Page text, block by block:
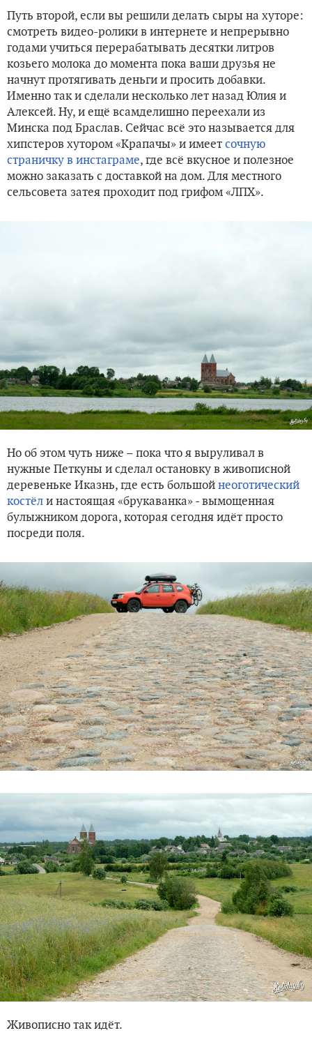
Путь второй, если вы решили делать сыры на хуторе:
смотреть видео-ролики в интернете и непрерывно
годами учиться перерабатывать десятки литров
козьего молока до момента пока ваши друзья не
начнут протягивать деньги и просить добавки.
Именно так и сделали несколько лет назад Юлия и
Алексей. Ну, и ещё всамделишно переехали из
Минска под Браслав. Сейчас всё это называется для
хипстеров хутором «Крапачы» и имеетсочную
страничку в инстаграме, где всё вкусное и полезное
можно заказать с доставкой на дом. Для местного
сельсовета затея проходит под грифом «ЛПХ».
Но об этом чуть ниже – пока что я выруливал в
нужные Петкуны и сделал остановку в живописной
деревеньке Иказнь, где есть большойнеоготический
костёли настоящая «брукаванка» - вымощенная
булыжником дорога, которая сегодня идёт просто
посреди поля.
Живописно так идёт.